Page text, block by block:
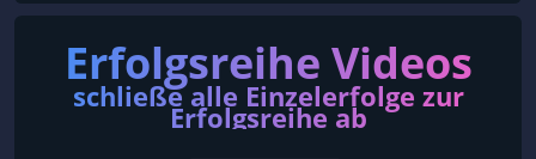
Erfolgsreihe Videos
schließe alle Einzelerfolge zur
Erfolgsreihe ab